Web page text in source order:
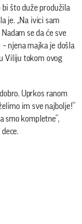
što duže produžila
je. „Na ivici sam
se da će sve
– njena majka je došla
Viliju tokom ovog
Uprkos ranom
im sve najbolje!“
smo kompletne“,